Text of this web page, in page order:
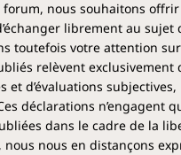
forum, nous souhaitons
librement au sujet
toutefois votre attention
relèvent exclusivement
et d’évaluations
déclarations n’engagent
dans le cadre de la
nous nous en distançons